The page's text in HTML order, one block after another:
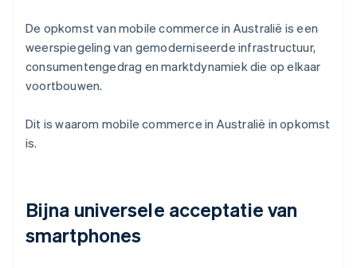
De opkomst van mobile commerce in Australië is een
weerspiegeling van gemoderniseerde infrastructuur,
consumentengedrag en marktdynamiek die op elkaar
voortbouwen.
Dit is waarom mobile commerce in Australië in opkomst
is.
Bijna universele acceptatie van
smartphones